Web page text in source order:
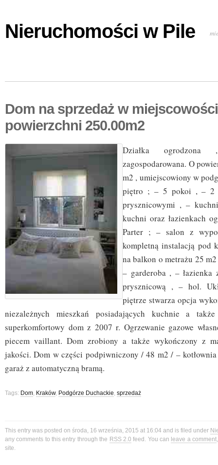
Nieruchomości w Pile
Dom na sprzedaż w
powierzchni 250.00m2
Działka
zagospodarowana. O
m2 , umiejscowiony w
piętro ; – 5 pokoi , – 2
prysznicowymi , –
kuchni oraz łazienkach
Parter ; – salon z
kompletną instalacją pod
na balkon o metrażu 25
– garderoba , – łazienka
prysznicową , – hol.
piętrze stwarza opcja
niezależnych mieszkań posiadających kuchnie a także
superkomfortowy dom z 2007 r. Ogrzewanie gazowe
piecem vaillant. Dom zrobiony a także wykończony z
jakości. Dom w części podpiwniczony / 48 m2 / –
garaż z automatyczną bramą.
Tags: Dom, Kraków, Podgórze Duchackie, sprzedaż
This entry was posted on środa, 16 września, 2015 at 16:04 and is filed under
any comments to this entry through the RSS 2.0 feed. You can leave a comment
site.